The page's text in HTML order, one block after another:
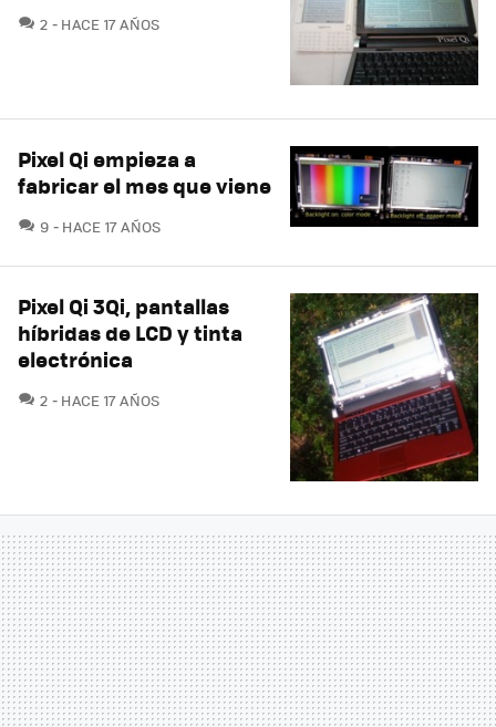
2 COMENTARIOS
HACE 17 AÑOS
Pixel Qi empieza a
fabricar el mes que viene
9 COMENTARIOS
HACE 17 AÑOS
Pixel Qi 3Qi, pantallas
híbridas de LCD y tinta
electrónica
2 COMENTARIOS
HACE 17 AÑOS